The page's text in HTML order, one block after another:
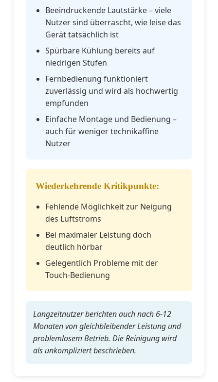
Beeindruckende Lautstärke – viele
Nutzer sind überrascht, wie leise das
Gerät tatsächlich ist
Spürbare Kühlung bereits auf
niedrigen Stufen
Fernbedienung funktioniert
zuverlässig und wird als hochwertig
empfunden
Einfache Montage und Bedienung –
auch für weniger technikaffine
Nutzer
Wiederkehrende Kritikpunkte:
Fehlende Möglichkeit zur Neigung
des Luftstroms
Bei maximaler Leistung doch
deutlich hörbar
Gelegentlich Probleme mit der
Touch-Bedienung
Langzeitnutzer berichten auch nach 6-12
Monaten von gleichbleibender Leistung und
problemlosem Betrieb. Die Reinigung wird
als unkompliziert beschrieben.